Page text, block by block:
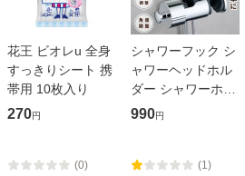
花王 ビオレu 全身
すっきりシート 携
帯用 10枚入り
270円
(0)
シャワーフック シ
ャワーヘッドホル
ダー シャワーホル
ダー スライド シャ
ワーヘッド ホルダ
990円
(1)